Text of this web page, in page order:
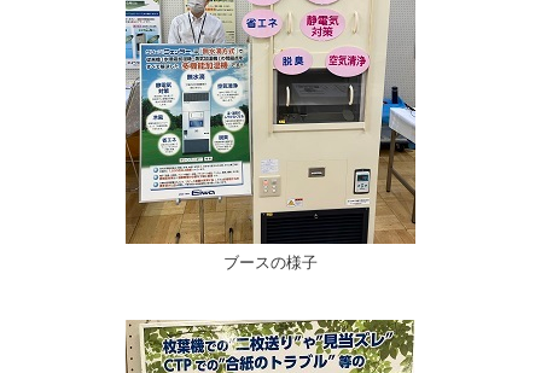
ブースの様子